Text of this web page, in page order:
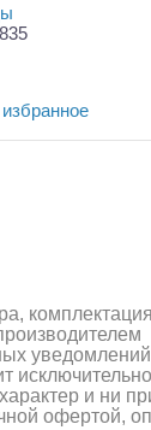
и блоки питания
исключительно
и ни
офертой,